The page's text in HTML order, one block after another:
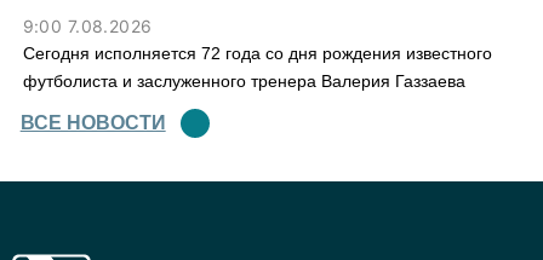
9:00 7.08.2026
Сегодня исполняется 72 года со дня рождения известного
футболиста и заслуженного тренера Валерия Газзаева
ВСЕ НОВОСТИ